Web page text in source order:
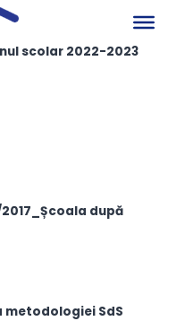
scolar 2022-2023
după
metodologiei SdS